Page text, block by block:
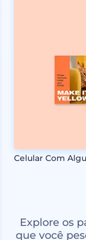
Celular Com
Explore os
que você